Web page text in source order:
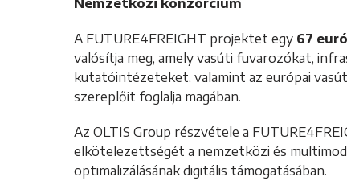
Nemzetközi konzorcium
A FUTURE4FREIGHT projektet egy 67
valósítja meg, amely vasúti fuvarozókat,
kutatóintézeteket, valamint az európai
szereplőit foglalja magában.
Az OLTIS Group részvétele a
elkötelezettségét a nemzetközi és
optimalizálásának digitális támogatásában.